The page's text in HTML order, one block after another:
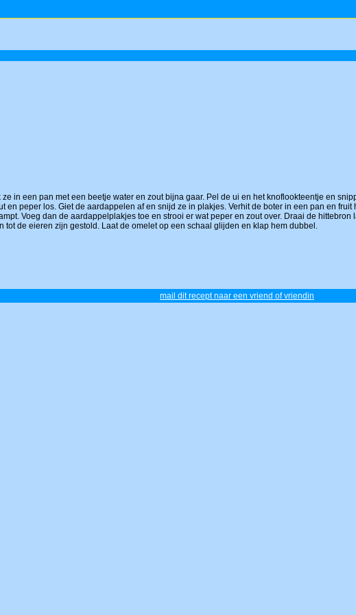
in een pan met een beetje water en zout bijna gaar. Pel de ui en het knoflookteentje en
en peper los. Giet de aardappelen af en snijd ze in plakjes. Verhit de boter in een pan en
Voeg dan de aardappelplakjes toe en strooi er wat peper en zout over. Draai de
tot de eieren zijn gestold. Laat de omelet op een schaal glijden en klap hem dubbel.
mail dit recept naar een vriend of vriendin